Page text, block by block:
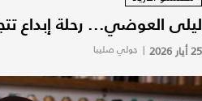
ليلى العوضي... رحلة إبداع
25 أيار 2026 | جولي صليبا